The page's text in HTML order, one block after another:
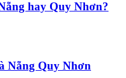
hay Quy Nhơn?
Nẵng Quy Nhơn